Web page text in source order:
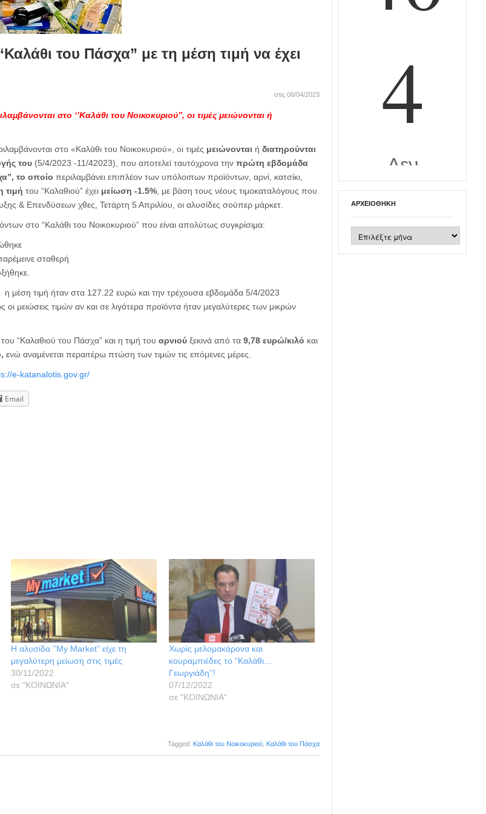
του Πάσχα” με τη μέση τιμή να έχει
στις 06/04/2023
στο ‘’Καλάθι του Νοικοκυριού’’, οι τιμές μειώνονται ή
στο «Καλάθι του Νοικοκυριού», οι τιμές μειώνονται ή διατηρούνται
του(5/4/2023 -11/42023), που αποτελεί ταυτόχρονα την πρώτη εβδομάδα
το οποίο περιλαμβάνει επιπλέον των υπόλοιπων προϊόντων, αρνί, κατσίκι,
τιμή του “Καλαθιού” έχει μείωση -1.5%, με βάση τους νέους τιμοκαταλόγους που
& Επενδύσεων χθες, Τετάρτη 5 Απριλίου, οι αλυσίδες σούπερ μάρκετ.
στο “Καλάθι του Νοικοκυριού” που είναι απολύτως συγκρίσιμα:
σταθερή
μέση τιμή ήταν στα 127.22 ευρώ και την τρέχουσα εβδομάδα 5/4/2023
οι μειώσεις τιμών αν και σε λιγότερα προϊόντα ήταν μεγαλύτερες των μικρών
“Καλαθιού του Πάσχα” και η τιμή του αρνιούξεκινά από τα 9,78 ευρώ/κιλό και
ενώ αναμένεται περαιτέρω πτώση των τιμών τις επόμενες μέρες.
e-katanalotis.gov.gr/
Email
Η αλυσίδα ‘’My Market’’ είχε τη
μεγαλύτερη μείωση στις τιμές
30/11/2022
σε "ΚΟΙΝΩΝΙΑ"
Χωρίς μελομακάρονα και
κουραμπιέδες το “Καλάθι…
Γεωργιάδη’’!
07/12/2022
σε "ΚΟΙΝΩΝΙΑ"
Tagged: Καλάθι του Νοικοκυριού, Καλάθι του Πάσχα
ΑΡΧΕΙΟΘΉΚΗ